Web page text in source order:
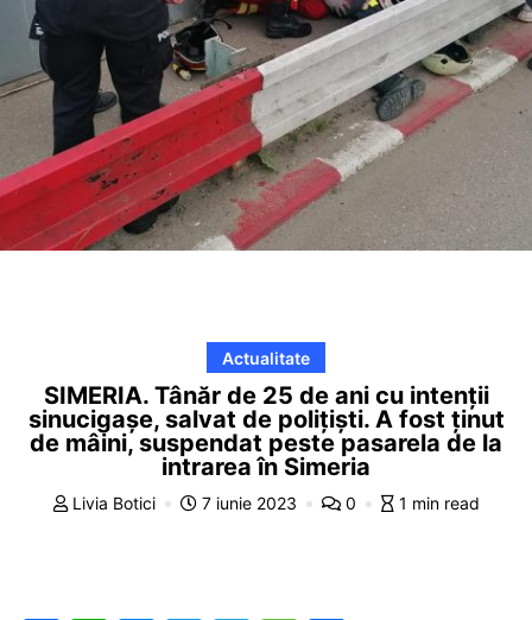
Actualitate
SIMERIA. Tânăr de 25 de ani cu intenții
sinucigașe, salvat de polițiști. A fost ținut
de mâini, suspendat peste pasarela de la
intrarea în Simeria
Livia Botici 7 iunie 2023 0 1 min read